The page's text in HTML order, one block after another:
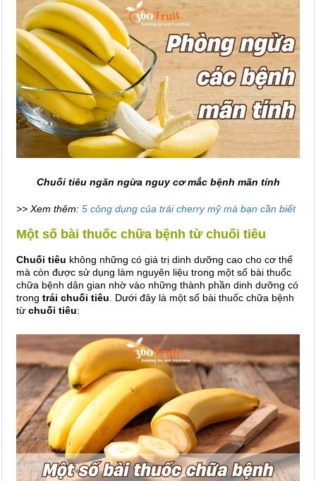
Chuối tiêu ngăn ngừa nguy cơ mắc bệnh mãn tính
>> Xem thêm: 5 công dụng của trái cherry mỹ mà bạn cần biết
Một số bài thuốc chữa bệnh từ chuối tiêu
Chuối tiêu không những có giá trị dinh dưỡng cao cho cơ thể
mà còn được sử dụng làm nguyên liệu trong một số bài thuốc
chữa bệnh dân gian nhờ vào những thành phần dinh dưỡng có
trong trái chuối tiêu . Dưới đây là một số bài thuốc chữa bệnh
từ chuối tiêu: